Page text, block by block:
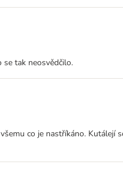
se tak neosvědčilo.
co je nastříkáno. Kutálejí